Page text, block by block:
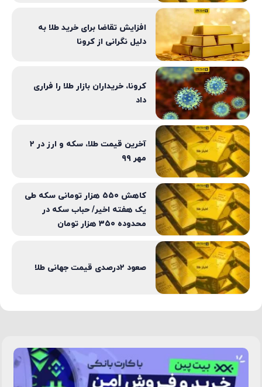
افزایش تقاضا برای خرید طلا به
دلیل نگرانی از کرونا
کرونا، خریداران بازار طلا را فراری
داد
آخرین قیمت طلا، سکه و ارز در ۲
مهر ۹۹
کاهش ۵۵۰ هزار تومانی سکه طی
یک هفته اخیر/ حباب سکه در
محدوده ۳۵۰ هزار تومان
صعود ۲درصدی قیمت جهانی طلا